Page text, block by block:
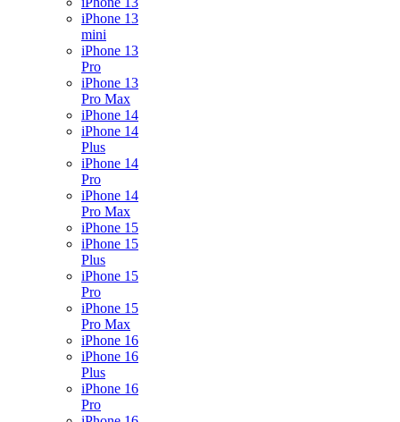
iPhone 13
mini
iPhone 13
Pro
iPhone 13
Pro Max
iPhone 14
iPhone 14
Plus
iPhone 14
Pro
iPhone 14
Pro Max
iPhone 15
iPhone 15
Plus
iPhone 15
Pro
iPhone 15
Pro Max
iPhone 16
iPhone 16
Plus
iPhone 16
Pro